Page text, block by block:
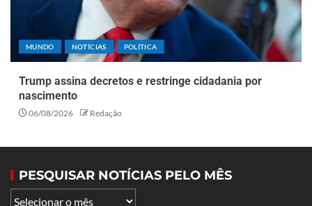
MUNDO NOTÍCIAS POLÍTICA
Trump assina decretos e restringe cidadania por
nascimento
06/08/2026 Redação
PESQUISAR NOTÍCIAS PELO MÊS